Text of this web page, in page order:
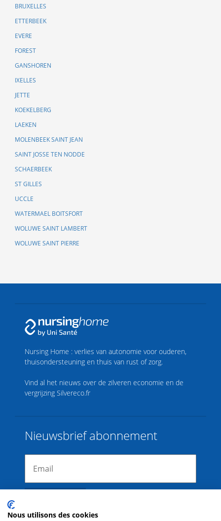
BRUXELLES
ETTERBEEK
EVERE
FOREST
GANSHOREN
IXELLES
JETTE
KOEKELBERG
LAEKEN
MOLENBEEK SAINT JEAN
SAINT JOSSE TEN NODDE
SCHAERBEEK
ST GILLES
UCCLE
WATERMAEL BOITSFORT
WOLUWE SAINT LAMBERT
WOLUWE SAINT PIERRE
Nursing Home : verlies van autonomie voor ouderen,
thuisondersteuning en thuis van rust of zorg.
Vind al het nieuws over de zilveren economie en de
vergrijzing Silvereco.fr
Nieuwsbrief abonnement
Nous utilisons des cookies